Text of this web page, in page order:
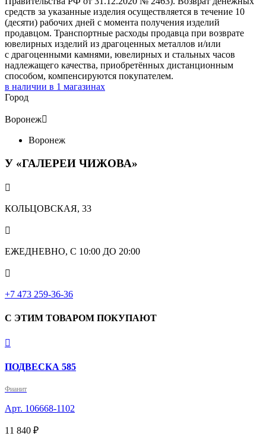
средств за указанные изделия осуществляется в течение 10
(десяти) рабочих дней с момента получения изделий
продавцом. Транспортные расходы продавца при возврате
ювелирных изделий из драгоценных металлов и/или
с драгоценными камнями, ювелирных и стальных часов
надлежащего качества, приобретённых дистанционным
способом, компенсируются покупателем.
в наличии в 1 магазинах
Город
Воронеж
Воронеж
У «ГАЛЕРЕИ ЧИЖОВА»

КОЛЬЦОВСКАЯ, 33

ЕЖЕДНЕВНО, С 10:00 ДО 20:00

‎+7 473 259-36-36
С ЭТИМ ТОВАРОМ ПОКУПАЮТ

ПОДВЕСКА 585
Фианит
Арт. 106668-1102
11 840 ₽